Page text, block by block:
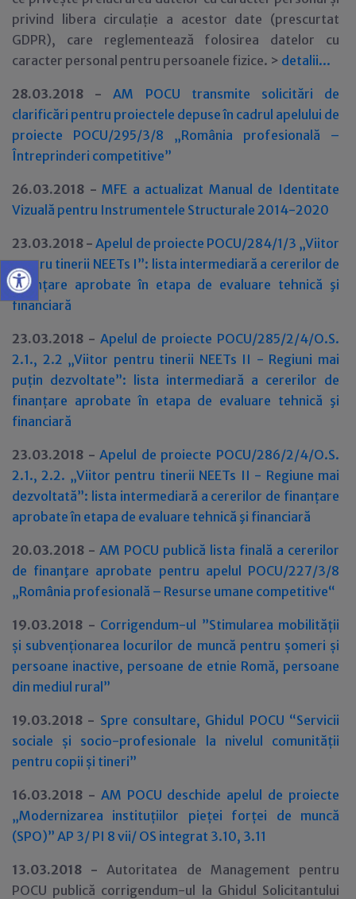
privind libera circulație a acestor date (prescurtat
GDPR), care reglementează folosirea datelor cu
caracter personal pentru persoanele fizice. > detalii...
28.03.2018 -AM POCU transmite solicitări de
clarificări pentru proiectele depuse în cadrul apelului de
proiecte POCU/295/3/8 „România profesională –
Întreprinderi competitive”
26.03.2018 -MFE a actualizat Manual de Identitate
Vizuală pentru Instrumentele Structurale 2014-2020
23.03.2018 -Apelul de proiecte POCU/284/1/3 „Viitor
pentru tinerii NEETs I”: lista intermediară a cererilor de
finanțare aprobate în etapa de evaluare tehnică şi
financiară
23.03.2018 - Apelul de proiecte POCU/285/2/4/O.S.
2.1., 2.2 „Viitor pentru tinerii NEETs II - Regiuni mai
puțin dezvoltate”: lista intermediară a cererilor de
finanțare aprobate în etapa de evaluare tehnică şi
financiară
23.03.2018 -Apelul de proiecte POCU/286/2/4/O.S.
2.1., 2.2. „Viitor pentru tinerii NEETs II - Regiune mai
dezvoltată”: lista intermediară a cererilor de finanțare
aprobate în etapa de evaluare tehnică şi financiară
20.03.2018 - AM POCU publică lista finală a cererilor
de finanţare aprobate pentru apelul POCU/227/3/8
„România profesională – Resurse umane competitive“
19.03.2018 - Corrigendum-ul ”Stimularea mobilității
și subvenționarea locurilor de muncă pentru șomeri și
persoane inactive, persoane de etnie Romă, persoane
din mediul rural”
19.03.2018 - Spre consultare, Ghidul POCU “Servicii
sociale și socio-profesionale la nivelul comunității
pentru copii și tineri”
16.03.2018 - AM POCU deschide apelul de proiecte
„Modernizarea instituțiilor pieței forței de muncă
(SPO)” AP 3/ PI 8 vii/ OS integrat 3.10, 3.11
13.03.2018 -Autoritatea de Management pentru
POCU publică corrigendum-ul la Ghidul Solicitantului